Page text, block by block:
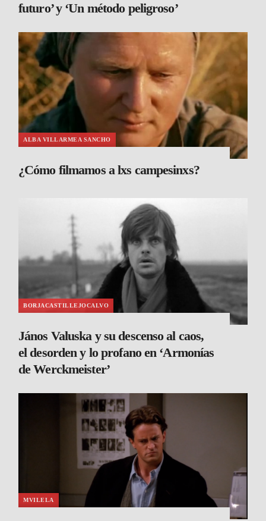
futuro’ y ‘Un método peligroso’
ALBA VILLARMEA SANCHO
¿Cómo filmamos a lxs campesinxs?
BORJACASTILLEJOCALVO
János Valuska y su descenso al caos,
el desorden y lo profano en ‘Armonías
de Werckmeister’
MVILELA